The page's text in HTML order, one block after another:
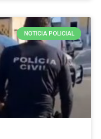
NOTICIA POLICIAL